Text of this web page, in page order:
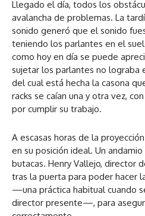
Llegado el día, todos los
avalancha de problemas. La
sonido generó que el sonido
teniendo los parlantes en el
como hoy en día se puede
sujetar los parlantes no lograba
del cual está hecha la casona
racks se caían una y otra vez,
por cumplir su trabajo.
A escasas horas de la
en su posición ideal. Un
butacas. Henry Vallejo, director
tras la puerta para poder hacer
—una práctica habitual cuando
director presente—, para